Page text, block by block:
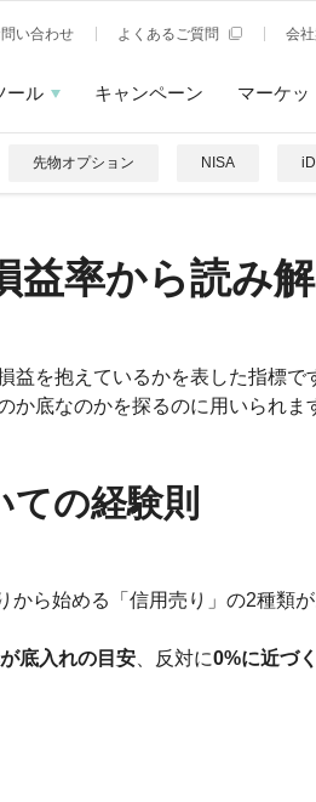
い合わせ よくあるご質問 会
ール キャンペーン マーケッ
先物オプション NISA
益率から読み
益を抱えているかを表した指標で
か底なのかを探るのに用いられま
の経験則
ら始める「信用売り」の2種類
底入れの目安 、反対に0%に近づ